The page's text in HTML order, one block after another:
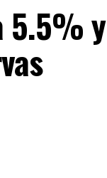
5.5% y